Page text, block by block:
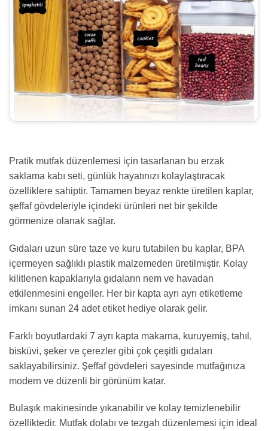
Pratik mutfak düzenlemesi için tasarlanan bu erzak
saklama kabı seti, günlük hayatınızı kolaylaştıracak
özelliklere sahiptir. Tamamen beyaz renkte üretilen kaplar,
şeffaf gövdeleriyle içindeki ürünleri net bir şekilde
görmenize olanak sağlar.
Gıdaları uzun süre taze ve kuru tutabilen bu kaplar, BPA
içermeyen sağlıklı plastik malzemeden üretilmiştir. Kolay
kilitlenen kapaklarıyla gıdaların nem ve havadan
etkilenmesini engeller. Her bir kapta ayrı ayrı etiketleme
imkanı sunan 24 adet etiket hediye olarak gelir.
Farklı boyutlardaki 7 ayrı kapta makarna, kuruyemiş, tahıl,
bisküvi, şeker ve çerezler gibi çok çeşitli gıdaları
saklayabilirsiniz. Şeffaf gövdeleri sayesinde mutfağınıza
modern ve düzenli bir görünüm katar.
Bulaşık makinesinde yıkanabilir ve kolay temizlenebilir
özelliktedir. Mutfak dolabı ve tezgah düzenlemesi için ideal